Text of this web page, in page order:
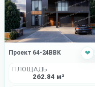
Проект 64-24BBK ❤
ПЛОЩАДЬ
262.84 м²